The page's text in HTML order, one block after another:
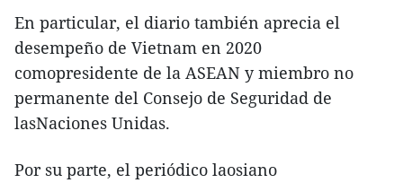
En particular, el diario también aprecia el
desempeño de Vietnam en 2020
comopresidente de la ASEAN y miembro no
permanente del Consejo de Seguridad de
lasNaciones Unidas.
Por su parte, el periódico laosiano